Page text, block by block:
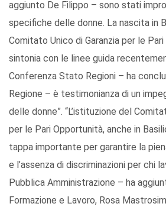
aggiunto De Filippo – sono stati
specifiche delle donne. La nascita in
Comitato Unico di Garanzia per le
sintonia con le linee guida
Conferenza Stato Regioni – ha
Regione – è testimonianza di un
delle donne”. “L’istituzione del
per le Pari Opportunità, anche in
tappa importante per garantire la
e l’assenza di discriminazioni per chi
Pubblica Amministrazione – ha
Formazione e Lavoro, Rosa